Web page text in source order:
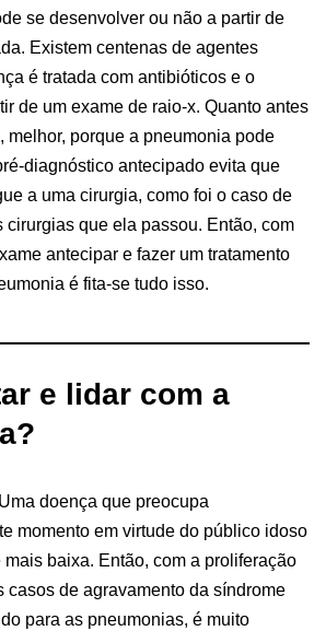
se desenvolver ou não a partir de
Existem centenas de agentes
é tratada com antibióticos e o
de um exame de raio-x. Quanto antes
melhor, porque a pneumonia pode
diagnóstico antecipado evita que
a uma cirurgia, como foi o caso de
cirurgias que ela passou. Então, com
antecipar e fazer um tratamento
é fita-se tudo isso.
e lidar com a
doença que preocupa
momento em virtude do público idoso
baixa. Então, com a proliferação
casos de agravamento da síndrome
para as pneumonias, é muito